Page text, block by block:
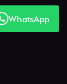
WhatsApp